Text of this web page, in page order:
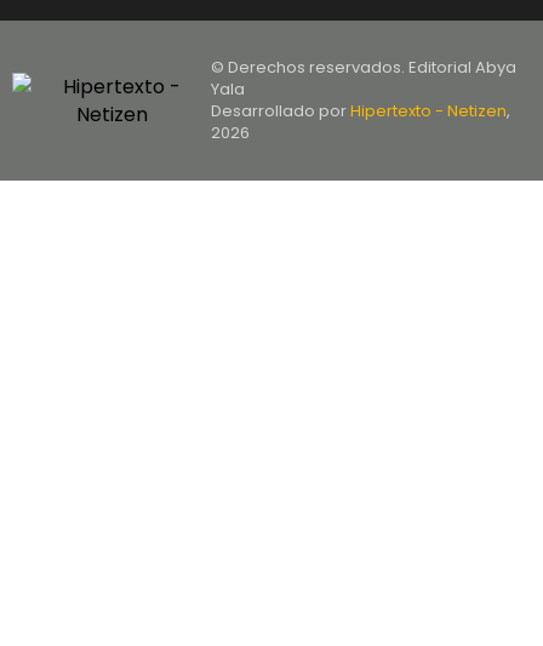
© Derechos reservados. Editorial Abya
Yala
Desarrollado porHipertexto - Netizen,
2026